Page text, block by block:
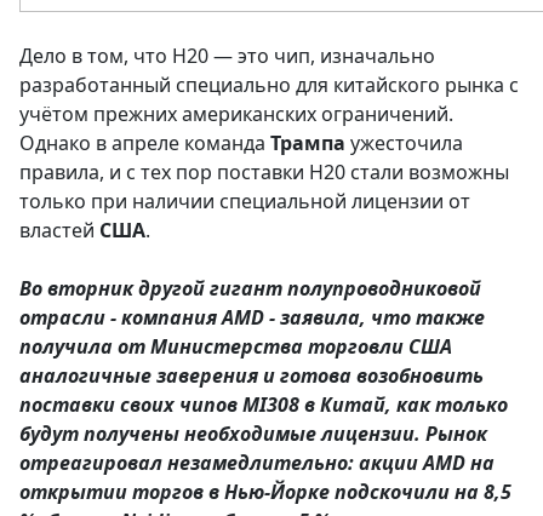
Дело в том, что H20 — это чип, изначально
разработанный специально для китайского рынка с
учётом прежних американских ограничений.
Однако в апреле команда Трампа ужесточила
правила, и с тех пор поставки H20 стали возможны
только при наличии специальной лицензии от
властей США.
Во вторник другой гигант полупроводниковой
отрасли - компания AMD - заявила, что также
получила от Министерства торговли США
аналогичные заверения и готова возобновить
поставки своих чипов MI308 в Китай, как только
будут получены необходимые лицензии. Рынок
отреагировал незамедлительно: акции AMD на
открытии торгов в Нью-Йорке подскочили на 8,5